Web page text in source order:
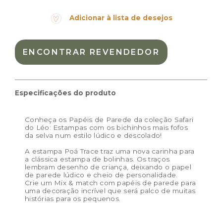
Branco, Mostarda
Peso:
Dimensões das embalagem:
48 × 22 × 15 cm
Adicionar à lista de desejos
ENCONTRAR REVENDEDOR
Especificações do produto
Conheça os Papéis de Parede da coleção Safari
do Léo: Estampas com os bichinhos mais fofos
da selva num estilo lúdico e descolado!
A estampa Poá Trace traz uma nova carinha para
a clássica estampa de bolinhas. Os traços
lembram desenho de criança, deixando o papel
de parede lúdico e cheio de personalidade.
Crie um Mix & match com papéis de parede para
uma decoração incrível que será palco de muitas
histórias para os pequenos.